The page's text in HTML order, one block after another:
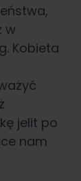
w
Kobieta
jelit po
nam